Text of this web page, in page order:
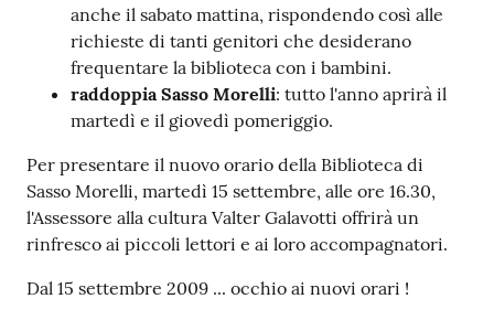
Seguici
anche il sabato mattina, rispondendo così alle
richieste di tanti genitori che desiderano
frequentare la biblioteca con i bambini.
raddoppia Sasso Morelli: tutto l'anno aprirà il
martedì e il giovedì pomeriggio.
Per presentare il nuovo orario della Biblioteca di
Sasso Morelli, martedì 15 settembre, alle ore 16.30,
l'Assessore alla cultura Valter Galavotti offrirà un
rinfresco ai piccoli lettori e ai loro accompagnatori.
Dal 15 settembre 2009 ... occhio ai nuovi orari !